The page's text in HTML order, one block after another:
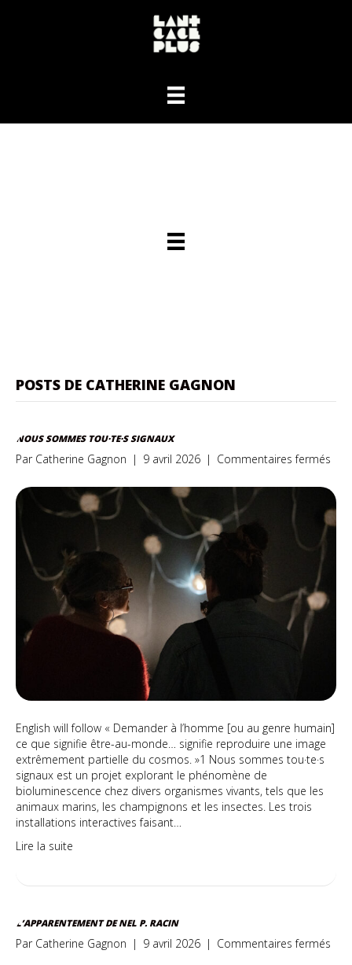
POSTS DE CATHERINE GAGNON
NOUS SOMMES TOU·TE·S SIGNAUX
Par Catherine Gagnon | 9 avril 2026 | Commentaires fermés
English will follow « Demander à l’homme [ou au genre humain]
ce que signifie être-au-monde… signifie reproduire une image
extrêmement partielle du cosmos. »1 Nous sommes tou·te·s
signaux est un projet explorant le phénomène de
bioluminescence chez divers organismes vivants, tels que les
animaux marins, les champignons et les insectes. Les trois
installations interactives faisant…
Lire la suite
L’APPARENTEMENT DE NEL P. RACIN
Par Catherine Gagnon | 9 avril 2026 | Commentaires fermés